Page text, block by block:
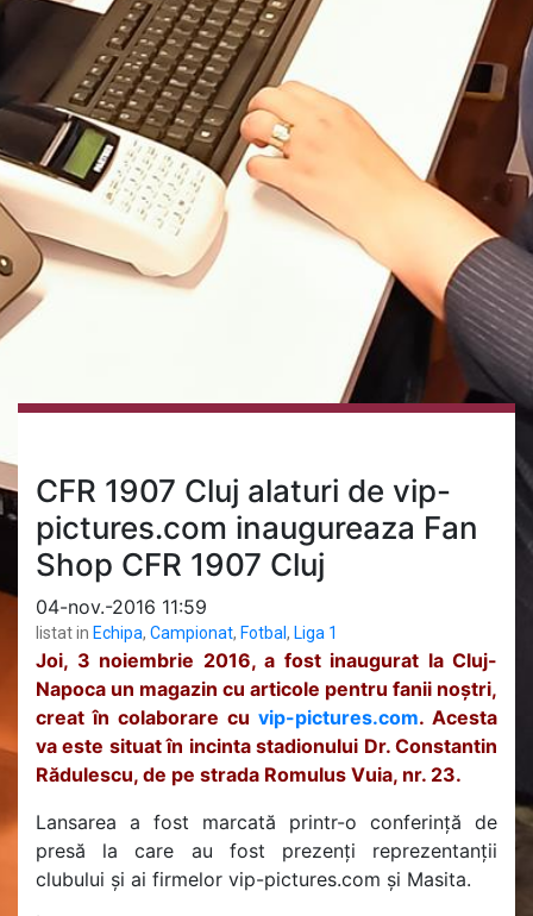
CFR 1907 Cluj alaturi de vip-
pictures.com inaugureaza Fan
Shop CFR 1907 Cluj
04-nov.-2016 11:59
listat in Echipa, Campionat, Fotbal , Liga 1
Joi, 3 noiembrie 2016, a fost inaugurat la Cluj-
Napoca un magazin cu articole pentru fanii noștri,
creat în colaborare cu vip-pictures.com. Acesta
va este situat în incinta stadionului Dr. Constantin
Rădulescu, de pe strada Romulus Vuia, nr. 23.
Lansarea a fost marcată printr-o conferință de
presă la care au fost prezenți reprezentanții
clubului și ai firmelor vip-pictures.com și Masita.